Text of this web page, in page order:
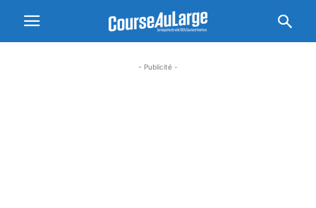
- Publicité -